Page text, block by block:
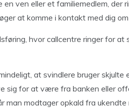
ven eller et familiemedlem, der
at komme i kontakt med dig
hvor callcentre ringer for at
at svindlere bruger skjulte
sig for at være fra banken eller
modtager opkald fra ukendte